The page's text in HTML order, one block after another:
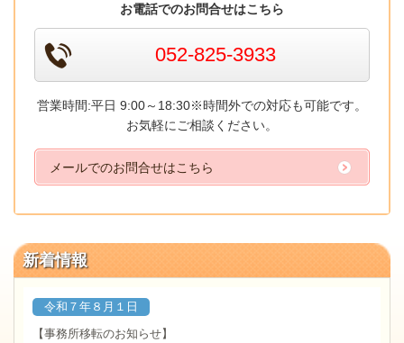
お電話でのお問合せはこちら
052-825-3933
営業時間:平日 9:00～18:30※時間外での対応も可能です。
お気軽にご相談ください。
メールでのお問合せはこちら
新着情報
令和７年８月１日
【事務所移転のお知らせ】